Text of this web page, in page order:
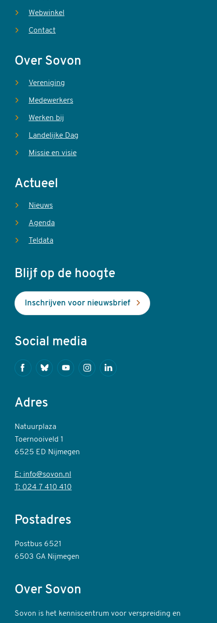
Webwinkel
Contact
Over Sovon
Vereniging
Medewerkers
Werken bij
Landelijke Dag
Missie en visie
Actueel
Nieuws
Agenda
Teldata
Blijf op de hoogte
Inschrijven voor nieuwsbrief
Social media
FacebookBlueskyYoutubeInstagramLinkedin
Adres
Natuurplaza
Toernooiveld 1
6525 ED Nijmegen
E: info@sovon.nl
T: 024 7 410 410
Postadres
Postbus 6521
6503 GA Nijmegen
Over Sovon
Sovon is het kenniscentrum voor verspreiding en